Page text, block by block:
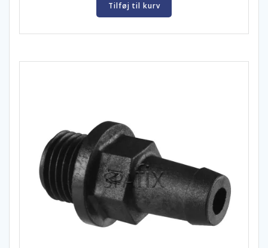
Tilføj til kurv